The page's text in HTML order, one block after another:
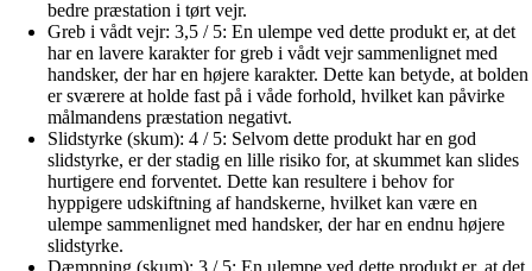
bedre præstation i tørt vejr.
Greb i vådt vejr: 3,5 / 5: En ulempe ved dette produkt er, at det
har en lavere karakter for greb i vådt vejr sammenlignet med
handsker, der har en højere karakter. Dette kan betyde, at bolden
er sværere at holde fast på i våde forhold, hvilket kan påvirke
målmandens præstation negativt.
Slidstyrke (skum): 4 / 5: Selvom dette produkt har en god
slidstyrke, er der stadig en lille risiko for, at skummet kan slides
hurtigere end forventet. Dette kan resultere i behov for
hyppigere udskiftning af handskerne, hvilket kan være en
ulempe sammenlignet med handsker, der har en endnu højere
slidstyrke.
Dæmpning (skum): 3 / 5: En ulempe ved dette produkt er, at det